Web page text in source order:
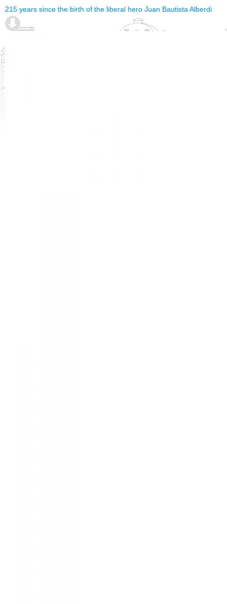
215 years since the birth of the liberal hero Juan Bautista Alberdi